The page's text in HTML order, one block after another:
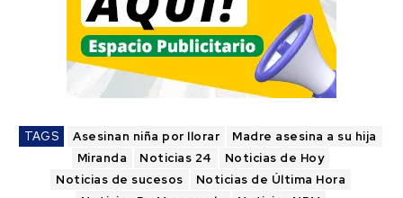
TAGS Asesinan niña por llorar
Madre asesina a su hija
Miranda
Noticias 24
Noticias de Hoy
Noticias de sucesos
Noticias de Última Hora